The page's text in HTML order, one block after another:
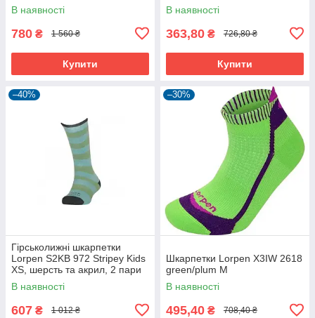
В наявності
780 ₴ 1 560 ₴
Купити
В наявності
363,80 ₴ 726,80 ₴
Купити
–40%
Гірськолижні шкарпетки
Lorpen S2KB 972 Stripey Kids
XS, шерсть та акрил, 2 пари
В наявності
607 ₴ 1 012 ₴
–30%
Шкарпетки Lorpen X3IW 2618
green/plum M
В наявності
495,40 ₴ 708,40 ₴